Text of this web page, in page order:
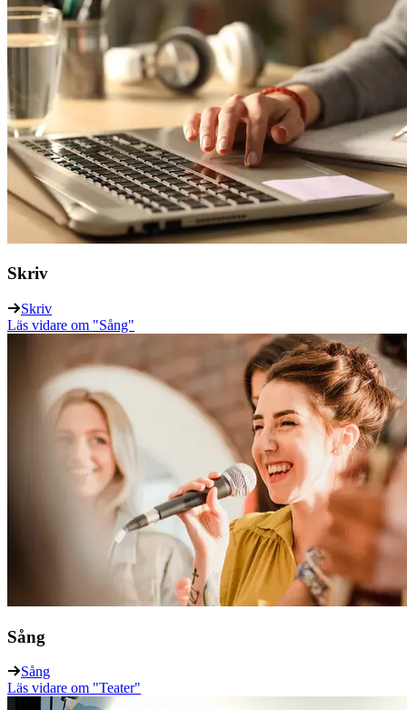
Skriv
Skriv
Läs vidare om "Sång"
Sång
Sång
Läs vidare om "Teater"